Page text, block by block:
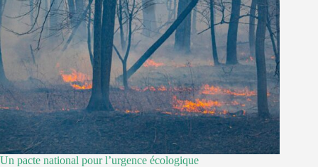
Un pacte national pour l’urgence écologique